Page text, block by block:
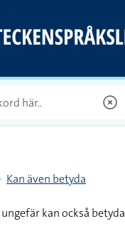
Kan även betyda
kan också betyda